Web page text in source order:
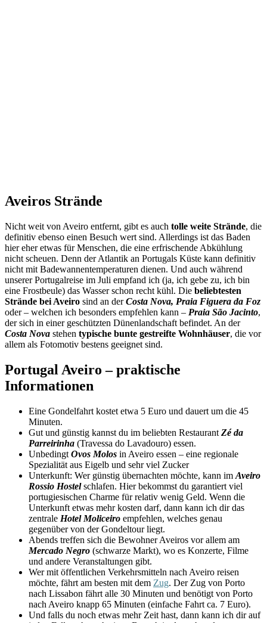
Aveiros Strände
Nicht weit von Aveiro entfernt, gibt es auch tolle weite Strände, die
definitiv ebenso einen Besuch wert sind. Allerdings ist das Baden
hier eher etwas für Menschen, die eine erfrischende Abkühlung
nicht scheuen. Denn der Atlantik an Portugals Küste kann definitiv
nicht mit Badewannentemperaturen dienen. Und auch während
unserer Portugalreise im Juli empfand ich (ja, ich gebe zu, ich bin
eine Frostbeule) das Wasser schon recht kühl. Die beliebtesten
Strände bei Aveiro sind an derCosta Nova, Praia Figuera da Foz
oder – welchen ich besonders empfehlen kann – Praia São Jacinto,
der sich in einer geschützten Dünenlandschaft befindet. An der
Costa Nova stehen typische bunte gestreifte Wohnhäuser, die vor
allem als Fotomotiv bestens geeignet sind.
Portugal Aveiro – praktische
Informationen
Eine Gondelfahrt kostet etwa 5 Euro und dauert um die 45
Minuten.
Gut und günstig kannst du im beliebten Restaurant Zé da
Parreirinha (Travessa do Lavadouro) essen.
Unbedingt Ovos Molos in Aveiro essen – eine regionale
Spezialität aus Eigelb und sehr viel Zucker
Unterkunft: Wer günstig übernachten möchte, kann im Aveiro
Rossio Hostelschlafen. Hier bekommst du garantiert viel
portugiesischen Charme für relativ wenig Geld. Wenn die
Unterkunft etwas mehr kosten darf, dann kann ich dir das
zentrale Hotel Moliceiro empfehlen, welches genau
gegenüber von der Gondeltour liegt.
Abends treffen sich die Bewohner Aveiros vor allem am
Mercado Negro (schwarze Markt), wo es Konzerte, Filme
und andere Veranstaltungen gibt.
Wer mit öffentlichen Verkehrsmitteln nach Aveiro reisen
möchte, fährt am besten mit dem Zug. Der Zug von Porto
nach Lissabon fährt alle 30 Minuten und benötigt von Porto
nach Aveiro knapp 65 Minuten (einfache Fahrt ca. 7 Euro).
Und falls du noch etwas mehr Zeit hast, dann kann ich dir auf